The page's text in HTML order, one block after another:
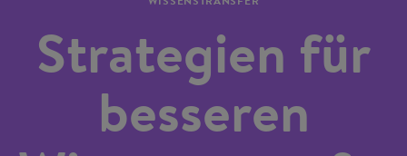
Strategien für
besseren